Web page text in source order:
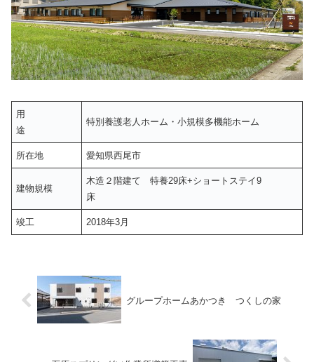
用
途
特別養護老人ホーム・小規模多機能ホーム
所在地 愛知県西尾市
建物規模
木造２階建て 特養29床+ショートステイ9
床
竣工 2018年3月
グループホームあかつき つくしの家